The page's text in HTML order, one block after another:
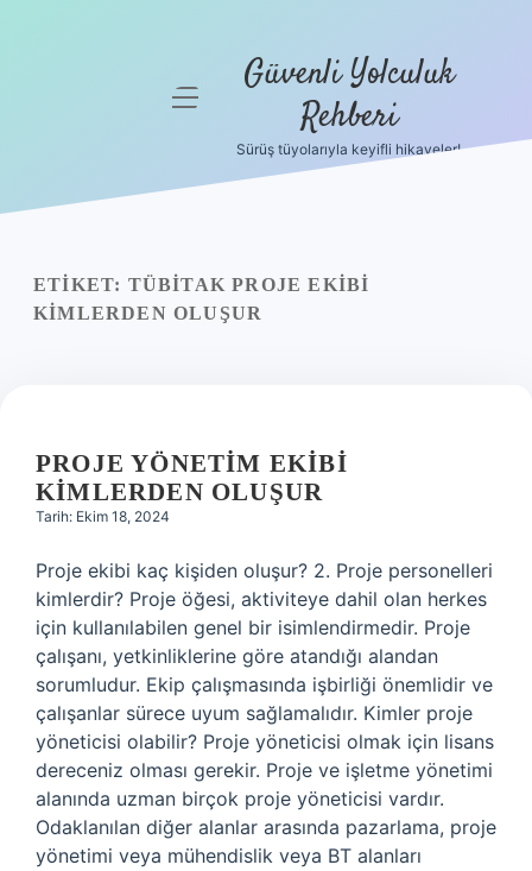
Yasal Uyarı
menüyü Güvenli Yolculuk
Rehberi
Sürüş tüyolarıyla keyifli hikayeler!
ETIKET: TÜBİTAK PROJE EKIBI
KIMLERDEN OLUŞUR
PROJE YÖNETIM EKIBI
KIMLERDEN OLUŞUR
Tarih: Ekim 18, 2024
Proje ekibi kaç kişiden oluşur? 2. Proje personelleri
kimlerdir? Proje öğesi, aktiviteye dahil olan herkes
için kullanılabilen genel bir isimlendirmedir. Proje
çalışanı, yetkinliklerine göre atandığı alandan
sorumludur. Ekip çalışmasında işbirliği önemlidir ve
çalışanlar sürece uyum sağlamalıdır. Kimler proje
yöneticisi olabilir? Proje yöneticisi olmak için lisans
dereceniz olması gerekir. Proje ve işletme yönetimi
alanında uzman birçok proje yöneticisi vardır.
Odaklanılan diğer alanlar arasında pazarlama, proje
yönetimi veya mühendislik veya BT alanları